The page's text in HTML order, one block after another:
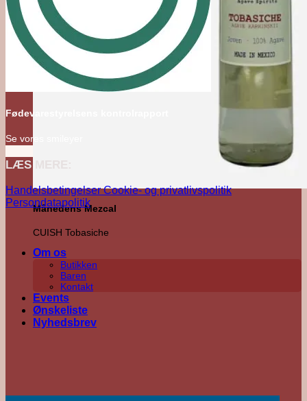
Månedens Mezcal
CUISH Tobasiche
Om os
Butikken
Baren
Kontakt
Events
Ønskeliste
Nyhedsbrev
Fødevarestyrelsens kontrolrapport
Se vores smileyer
LÆS MERE:
Handelsbetingelser Cookie- og privatlivspolitik
Persondatapolitik